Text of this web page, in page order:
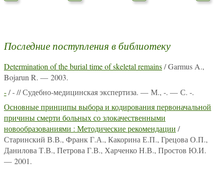
Последние поступления в библиотеку
Determination of the burial time of skeletal remains/ Garmus A.,
Bojarun R. — 2003.
-/ - // Судебно-медицинская экспертиза. — М., -. — С. -.
Основные принципы выбора и кодирования первоначальной
причины смерти больных со злокачественными
новообразованиями : Методические рекомендации /
Старинский В.В., Франк Г.А., Какорина Е.П., Грецова О.П.,
Данилова Т.В., Петрова Г.В., Харченко Н.В., Простов Ю.И.
— 2001.